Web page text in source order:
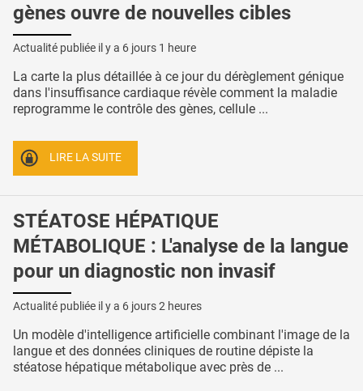
gènes ouvre de nouvelles cibles
Actualité publiée il y a 6 jours 1 heure
La carte la plus détaillée à ce jour du dérèglement génique
dans l'insuffisance cardiaque révèle comment la maladie
reprogramme le contrôle des gènes, cellule ...
LIRE LA SUITE
STÉATOSE HÉPATIQUE
MÉTABOLIQUE : L'analyse de la langue
pour un diagnostic non invasif
Actualité publiée il y a 6 jours 2 heures
Un modèle d'intelligence artificielle combinant l'image de la
langue et des données cliniques de routine dépiste la
stéatose hépatique métabolique avec près de ...